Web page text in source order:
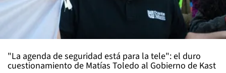
"La agenda de seguridad está para la tele": el duro
cuestionamiento de Matías Toledo al Gobierno de Kast